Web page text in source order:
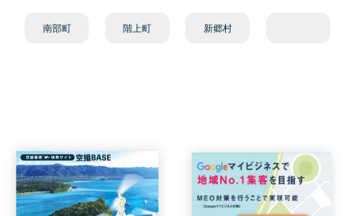
南部町 階上町 新郷村